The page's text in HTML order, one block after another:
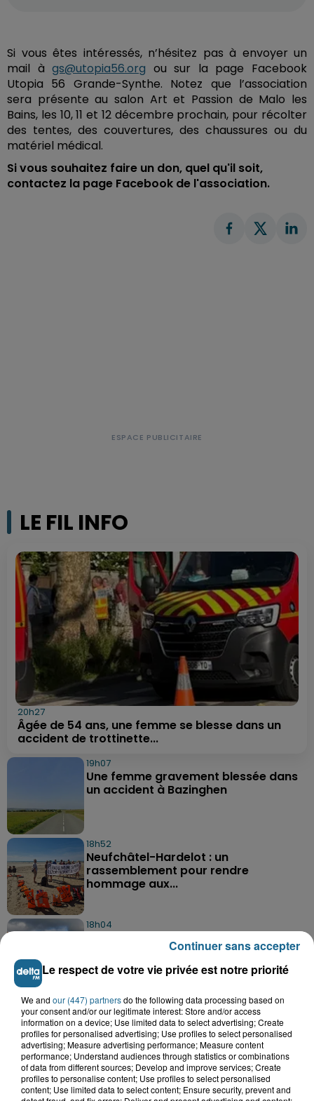
Si vous êtes intéressés, n’hésitez pas à envoyer un
mail àgs@utopia56.org ou sur la page Facebook
Utopia 56 Grande-Synthe. Notez que l’association
sera présente au salon Art et Passion de Malo les
Bains, les 10, 11 et 12 décembre prochain, pour récolter
des tentes, des couvertures, des chaussures ou du
matériel médical.
Si vous souhaitez faire un don, quel qu'il soit,
contactez la page Facebook de l'association.
LE FIL INFO
20h27
Âgée de 54 ans, une femme se blesse dans un
accident de trottinette...
19h07
Une femme gravement blessée dans
un accident à Bazinghen
18h52
Neufchâtel-Hardelot : un
rassemblement pour rendre
hommage aux...
18h04
blessés, deux femmes en urgence...
A GAGNER
Le respect de votre vie privée est notre priorité
We and our (447) partnersdo the following data processing based on
your consent and/or our legitimate interest: Store and/or access
information on a device; Use limited data to select advertising; Create
profiles for personalised advertising; Use profiles to select personalised
advertising; Measure advertising performance; Measure content
performance; Understand audiences through statistics or combinations
of data from different sources; Develop and improve services; Create
profiles to personalise content; Use profiles to select personalised
content; Use limited data to select content; Ensure security, prevent and
Continuer sans accepter